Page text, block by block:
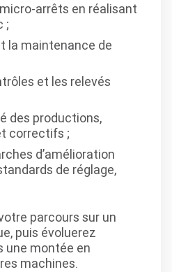
arrêts en réalisant
;
la maintenance de
et les relevés
des productions,
correctifs ;
d’amélioration
de réglage,
parcours sur un
puis évoluerez
une montée en
machines.